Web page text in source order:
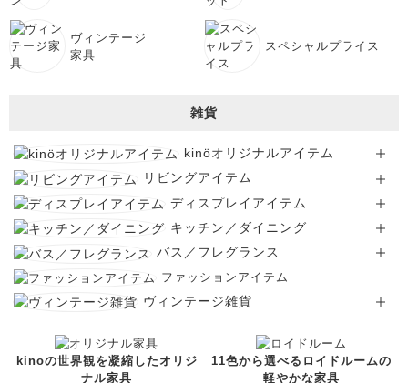
ヴィンテージ
家具
スペシャルプライス
雑貨
kinöオリジナルアイテム
リビングアイテム
ディスプレイアイテム
キッチン／ダイニング
バス／フレグランス
ファッションアイテム
ヴィンテージ雑貨
kinoの世界観を凝縮したオリジ
ナル家具
11色から選べるロイドルームの
軽やかな家具